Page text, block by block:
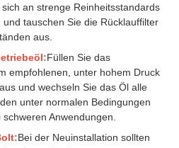
an strenge Reinheitsstandards
tauschen Sie die Rücklauffilter
aus.
Füllen Sie das
empfohlenen, unter hohem Druck
und wechseln Sie das Öl alle
unter normalen Bedingungen
Anwendungen.
Bei der Neuinstallation sollten